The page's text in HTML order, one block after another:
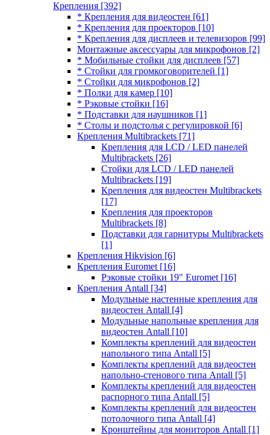
Крепления [392]
* Крепления для видеостен [61]
* Крепления для проекторов [10]
* Крепления для дисплеев и телевизоров [99]
Монтажные аксессуары для микрофонов [2]
* Мобильные стойки для дисплеев [57]
* Стойки для громкоговорителей [1]
* Стойки для микрофонов [2]
* Полки для камер [10]
* Рэковые стойки [16]
* Подставки для наушников [1]
* Столы и подстолья с регулировкой [6]
Крепления Multibrackets [71]
Крепления для LCD / LED панелей
Multibrackets [26]
Стойки для LCD / LED панелей
Multibrackets [19]
Крепления для видеостен Multibrackets
[17]
Крепления для проекторов
Multibrackets [8]
Подставки для гарнитуры Multibrackets
[1]
Крепления Hikvision [6]
Крепления Euromet [16]
Рэковые стойки 19" Euromet [16]
Крепления Antall [34]
Модульные настенные крепления для
видеостен Antall [4]
Модульные напольные крепления для
видеостен Antall [10]
Комплекты креплений для видеостен
напольного типа Antall [5]
Комплекты креплений для видеостен
напольно-стенового типа Antall [5]
Комплекты креплений для видеостен
распорного типа Antall [5]
Комплекты креплений для видеостен
потолочного типа Antall [4]
Кронштейны для мониторов Antall [1]